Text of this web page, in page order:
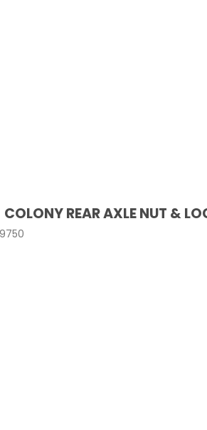
COLONY REAR AXLE NUT &